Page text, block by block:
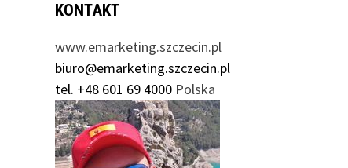
KONTAKT
www.emarketing.szczecin.pl
biuro@emarketing.szczecin.pl
tel. +48 601 69 4000Polska